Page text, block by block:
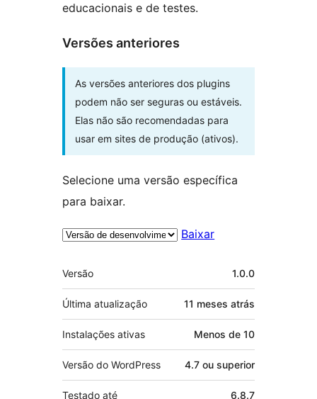
educacionais e de testes.
Versões anteriores
As versões anteriores dos plugins
podem não ser seguras ou estáveis.
Elas não são recomendadas para
usar em sites de produção (ativos).
Selecione uma versão específica
para baixar.
Baixar
Meta
Versão 1.0.0
Última atualização 11 meses atrás
Instalações ativas Menos de 10
Versão do WordPress 4.7 ou superior
Testado até 6.8.7